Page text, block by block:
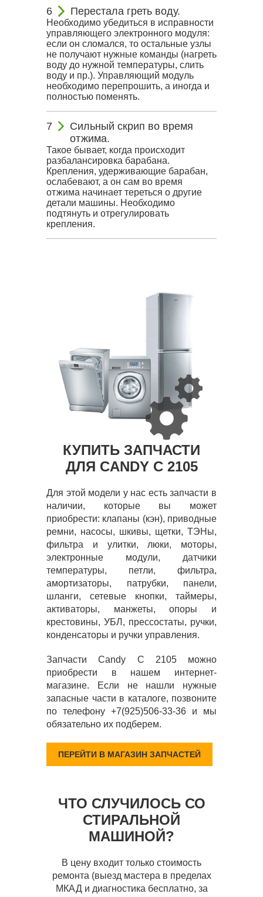
Перестала греть воду.
Необходимо убедиться в исправности
управляющего электронного модуля:
если он сломался, то остальные узлы
не получают нужные команды (нагреть
воду до нужной температуры, слить
воду и пр.). Управляющий модуль
необходимо перепрошить, а иногда и
полностью поменять.
Сильный скрип во время
отжима.
Такое бывает, когда происходит
разбалансировка барабана.
Крепления, удерживающие барабан,
ослабевают, а он сам во время
отжима начинает тереться о другие
детали машины. Необходимо
подтянуть и отрегулировать
крепления.
КУПИТЬ ЗАПЧАСТИ
ДЛЯ CANDY C 2105
Для этой модели у нас есть запчасти в
наличии, которые вы может
приобрести: клапаны (кэн), приводные
ремни, насосы, шкивы, щетки, ТЭНы,
фильтра и улитки, люки, моторы,
электронные модули, датчики
температуры, петли, фильтра,
амортизаторы, патрубки, панели,
шланги, сетевые кнопки, таймеры,
активаторы, манжеты, опоры и
крестовины, УБЛ, прессостаты, ручки,
конденсаторы и ручки управления.
Запчасти Candy C 2105 можно
приобрести в нашем интернет-
магазине. Если не нашли нужные
запасные части в каталоге, позвоните
по телефону +7(925)506-33-36 и мы
обязательно их подберем.
ПЕРЕЙТИ В МАГАЗИН ЗАПЧАСТЕЙ
ЧТО СЛУЧИЛОСЬ СО
СТИРАЛЬНОЙ
МАШИНОЙ?
В цену входит только стоимость
ремонта (выезд мастера в пределах
МКАД и диагностика бесплатно, за